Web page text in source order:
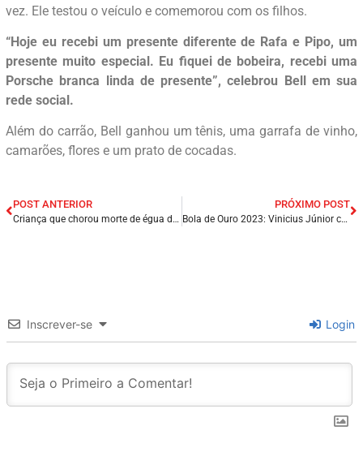
vez. Ele testou o veículo e comemorou com os filhos.
“Hoje eu recebi um presente diferente de Rafa e Pipo, um
presente muito especial. Eu fiquei de bobeira, recebi uma
Porsche branca linda de presente”, celebrou Bell em sua
rede social.
Além do carrão, Bell ganhou um tênis, uma garrafa de vinho,
camarões, flores e um prato de cocadas.
POST ANTERIOR
Criança que chorou morte de égua de estimação no RN ganha novo cavalo de presente: ‘Ele voltou a sorrir’, diz mãe.
PRÓXIMO POST
Bola de Ouro 2023: Vinicius Júnior concorre ao prêmio de melhor do mundo; veja os 30 jogadores indicados.
Inscrever-se Login